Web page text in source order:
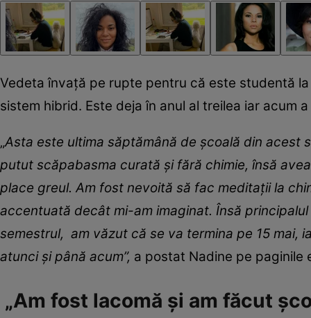
Vedeta învață pe rupte pentru că este studentă
sistem hibrid. Este deja în anul al treilea iar acum
„Asta este ultima săptămână de școală din
putut scăpabasma curată și fără chimie, însă
place greul. Am fost nevoită să fac meditații la
accentuată decât mi-am imaginat. Însă
semestrul, am văzut că se va termina pe 15 mai,
atunci și până acum”, a postat Nadine pe paginile
„Am fost lacomă și am făcut